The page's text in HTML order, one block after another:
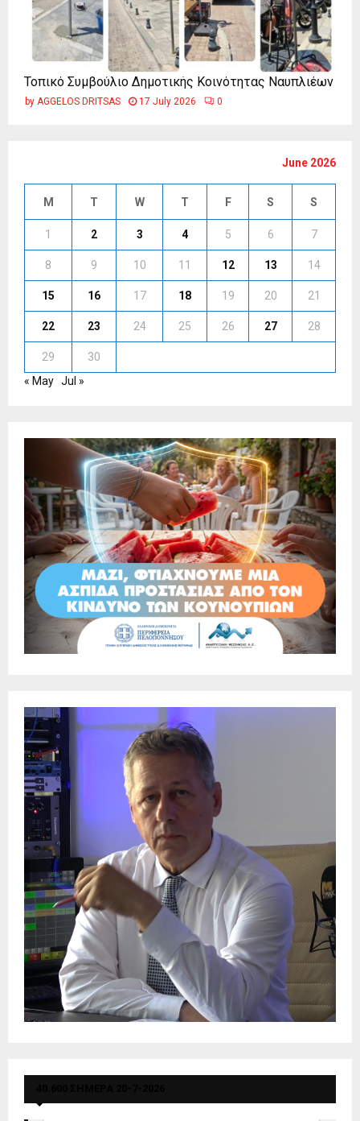
Τοπικό Συμβούλιο Δημοτικής Κοινότητας Ναυπλιέων
by AGGELOS DRITSAS 17 July 2026 0
June 2026
M T W T F S S
1 2 3 4 5 6 7
8 9 10 11 12 13 14
15 16 17 18 19 20 21
22 23 24 25 26 27 28
29
30
« May Jul »